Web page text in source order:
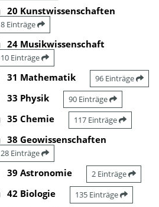
20 Kunstwissenschaften
8 Einträge
24 Musikwissenschaft
10 Einträge
31 Mathematik 96 Einträge
33 Physik 90 Einträge
35 Chemie 117 Einträge
38 Geowissenschaften
28 Einträge
39 Astronomie 2 Einträge
42 Biologie 135 Einträge